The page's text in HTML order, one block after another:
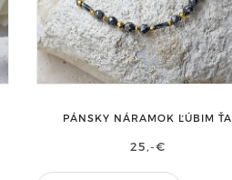
PÁNSKY NÁRAMOK ĽÚBIM ŤA
25,-€